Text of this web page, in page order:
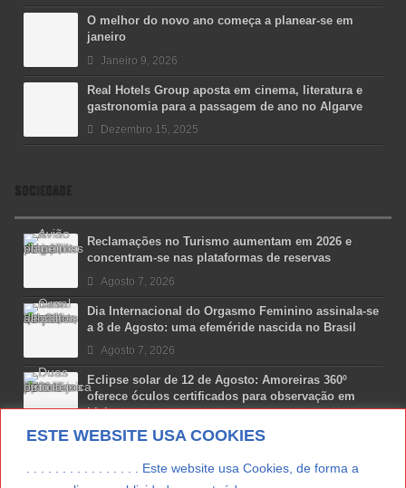
ESTE WEBSITE USA COOKIES
. . . . . . . . . . . . . . . . Este website usa Cookies, de forma a
O melhor do novo ano começa a planear-se em
janeiro
Janeiro 9, 2026
Real Hotels Group aposta em cinema, literatura e
gastronomia para a passagem de ano no Algarve
Dezembro 15, 2025
SOCIEDADE
Reclamações no Turismo aumentam em 2026 e
concentram-se nas plataformas de reservas
Agosto 7, 2026
Dia Internacional do Orgasmo Feminino assinala-se
a 8 de Agosto: uma efeméride nascida no Brasil
Agosto 7, 2026
Eclipse solar de 12 de Agosto: Amoreiras 360º
oferece óculos certificados para observação em
Lisboa
Agosto 7, 2026
Lua Afonso vence prémio internacional de liderança